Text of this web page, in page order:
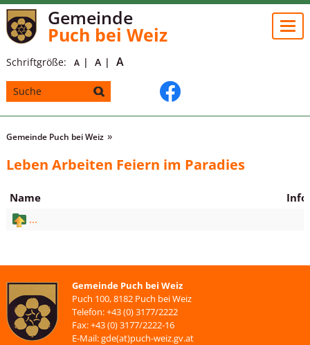
Gemeinde
Puch bei Weiz
Schriftgröße: A A A
Gemeinde Puch bei Weiz
Leben Arbeiten Feiern im Paradies
Name
Info
...
Gemeinde Puch bei Weiz
Puch 100, 8182 Puch bei Weiz
Telefon: +43 (0) 3177/2222
Fax: +43 (0) 3177/2222-16
E-Mail: gde(at)puch-weiz.gv.at